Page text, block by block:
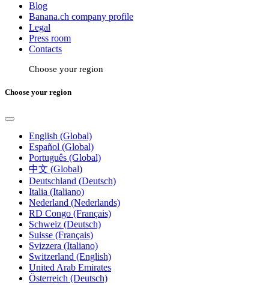
Blog
Banana.ch company profile
Legal
Press room
Contacts
Choose your region
Choose your region
English (Global)
Español (Global)
Português (Global)
中文 (Global)
Deutschland (Deutsch)
Italia (Italiano)
Nederland (Nederlands)
RD Congo (Français)
Schweiz (Deutsch)
Suisse (Français)
Svizzera (Italiano)
Switzerland (English)
United Arab Emirates
Österreich (Deutsch)